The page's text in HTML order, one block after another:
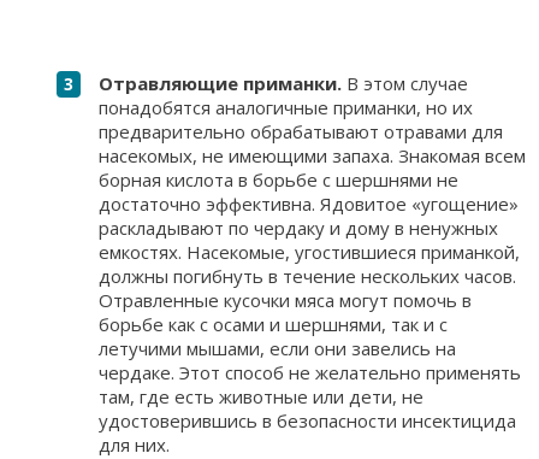
Отравляющие приманки. В этом случае
понадобятся аналогичные приманки, но их
предварительно обрабатывают отравами для
насекомых, не имеющими запаха. Знакомая всем
борная кислота в борьбе с шершнями не
достаточно эффективна. Ядовитое «угощение»
раскладывают по чердаку и дому в ненужных
емкостях. Насекомые, угостившиеся приманкой,
должны погибнуть в течение нескольких часов.
Отравленные кусочки мяса могут помочь в
борьбе как с осами и шершнями, так и с
летучими мышами, если они завелись на
чердаке. Этот способ не желательно применять
там, где есть животные или дети, не
удостоверившись в безопасности инсектицида
для них.